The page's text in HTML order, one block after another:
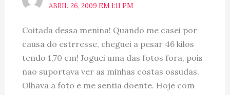
ABRIL 26, 2009 EM 1:11 PM
Coitada dessa menina! Quando me casei por
causa do estrresse, cheguei a pesar 46 kilos
tendo 1,70 cm! Joguei uma das fotos fora, pois
nao suportava ver as minhas costas ossudas.
Olhava a foto e me sentia doente. Hoje com